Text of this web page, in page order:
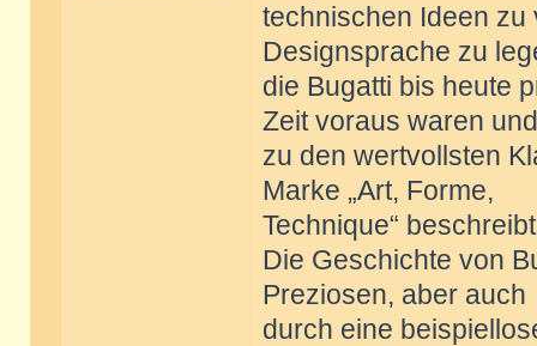
technischen Ideen
Designsprache zu
die Bugatti bis heute
Zeit voraus waren
zu den wertvollsten
Marke „Art, Forme,
Technique“
Die Geschichte von
Preziosen, aber auch
durch eine